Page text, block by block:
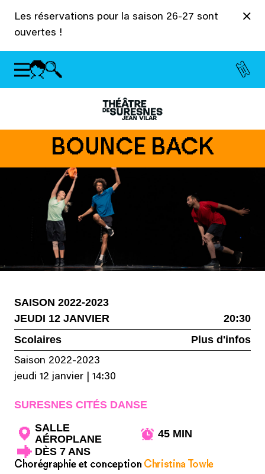
Les réservations pour la saison 26-27 sont
ouvertes !
BOUNCE BACK
SAISON 2022-2023
JEUDI 12 JANVIER
20:30
Scolaires
Plus d'infos
Saison 2022-2023
jeudi 12 janvier
14:30
SURESNES CITÉS DANSE
SALLE
AÉROPLANE
45 MIN
DÈS 7 ANS
Chorégraphie et conception Christina Towle